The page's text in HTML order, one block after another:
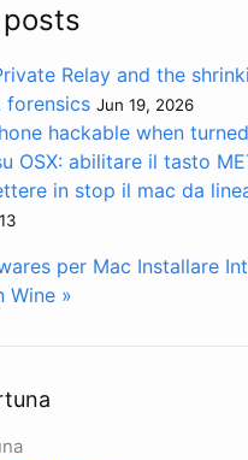
Relay and the
forensics Jun 19, 2026
hackable when
OSX: abilitare il tasto
in stop il mac da
per Mac Installare
Wine »